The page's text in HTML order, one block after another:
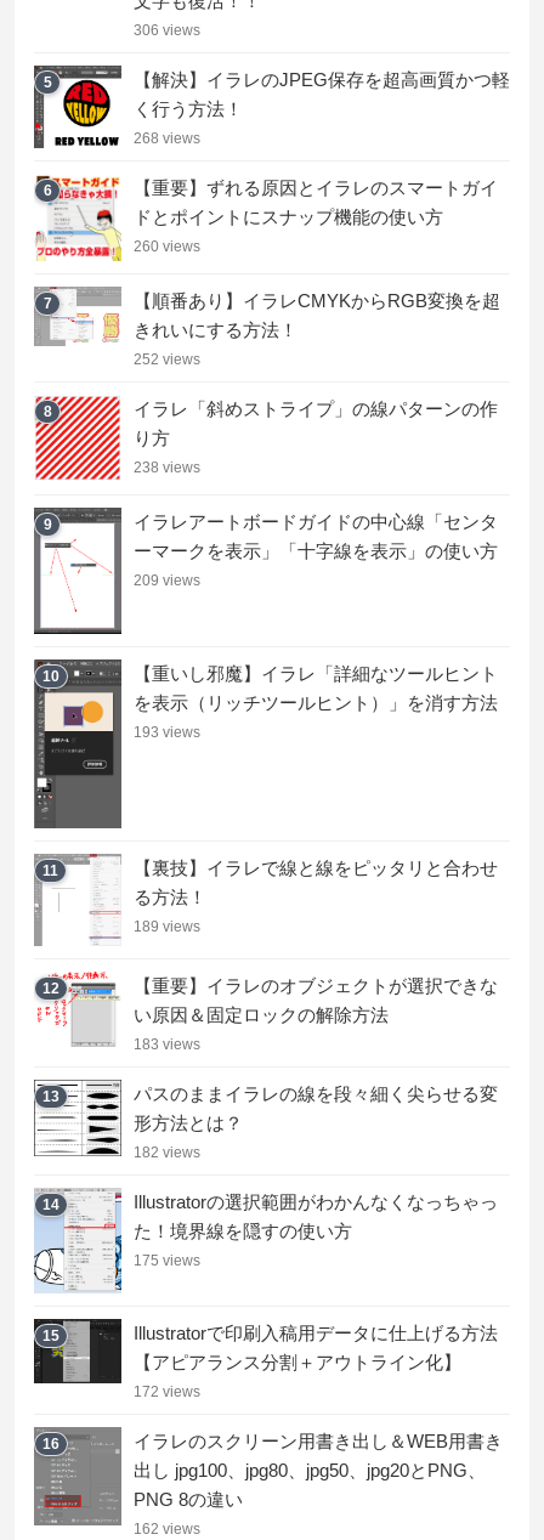
306 views
5
【解決】イラレのJPEG保存を超高画質かつ軽
く行う方法！
268 views
6
【重要】ずれる原因とイラレのスマートガイ
ドとポイントにスナップ機能の使い方
260 views
7
【順番あり】イラレCMYKからRGB変換を超
きれいにする方法！
252 views
8
イラレ「斜めストライプ」の線パターンの作
り方
238 views
9
イラレアートボードガイドの中心線「センタ
ーマークを表示」「十字線を表示」の使い方
209 views
10
【重いし邪魔】イラレ「詳細なツールヒント
を表示（リッチツールヒント）」を消す方法
193 views
11
【裏技】イラレで線と線をピッタリと合わせ
る方法！
189 views
12
【重要】イラレのオブジェクトが選択できな
い原因＆固定ロックの解除方法
183 views
13
パスのままイラレの線を段々細く尖らせる変
形方法とは？
182 views
14
Illustratorの選択範囲がわかんなくなっちゃっ
た！境界線を隠すの使い方
175 views
15
Illustratorで印刷入稿用データに仕上げる方法
【アピアランス分割＋アウトライン化】
172 views
16
イラレのスクリーン用書き出し＆WEB用書き
出し jpg100、jpg80、jpg50、jpg20とPNG、
PNG 8の違い
162 views